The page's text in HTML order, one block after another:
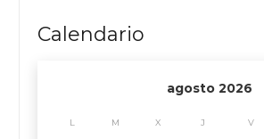
Calendario
agosto 2026
L M X J V